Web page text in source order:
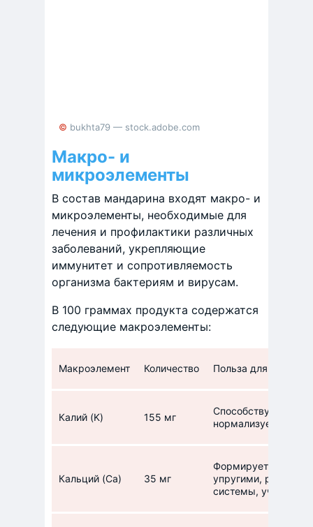
© bukhta79 — stock.adobe.com
Макро- и
микроэлементы
В состав мандарина входят макро- и
микроэлементы, необходимые для
лечения и профилактики различных
заболеваний, укрепляющие
иммунитет и сопротивляемость
организма бактериям и вирусам.
В 100 граммах продукта содержатся
следующие макроэлементы:
Макроэлемент Количество Польза для
Калий (K) 155 мг
Способствует
нормализует
Кальций (Ca) 35 мг
Формирует
упругими,
системы,